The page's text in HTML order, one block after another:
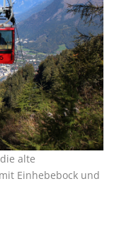
alte
Einhebebock und